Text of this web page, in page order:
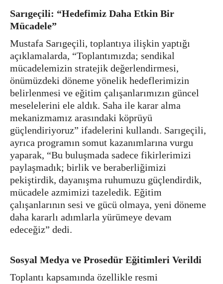
Sarıgeçili: “Hedefimiz Daha Etkin Bir
Mücadele”
Mustafa Sarıgeçili, toplantıya ilişkin yaptığı
açıklamalarda, “Toplantımızda; sendikal
mücadelemizin stratejik değerlendirmesi,
önümüzdeki döneme yönelik hedeflerimizin
belirlenmesi ve eğitim çalışanlarımızın güncel
meselelerini ele aldık. Saha ile karar alma
mekanizmamız arasındaki köprüyü
güçlendiriyoruz” ifadelerini kullandı. Sarıgeçili,
ayrıca programın somut kazanımlarına vurgu
yaparak, “Bu buluşmada sadece fikirlerimizi
paylaşmadık; birlik ve beraberliğimizi
pekiştirdik, dayanışma ruhumuzu güçlendirdik,
mücadele azmimizi tazeledik. Eğitim
çalışanlarının sesi ve gücü olmaya, yeni döneme
daha kararlı adımlarla yürümeye devam
edeceğiz” dedi.
Sosyal Medya ve Prosedür Eğitimleri Verildi
Toplantı kapsamında özellikle resmi